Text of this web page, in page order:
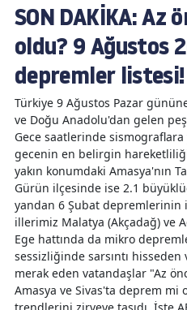
SON DAKİKA: Az
oldu? 9 Ağustos
depremler listesi!
Türkiye 9 Ağustos Pazar
ve Doğu Anadolu'dan gelen
Gece saatlerinde sismograflara
gecenin en belirgin
yakın konumdaki Amasya'nın
Gürün ilçesinde ise 2.1
yandan 6 Şubat depremlerinin
illerimiz Malatya (Akçadağ) ve
Ege hattında da mikro
sessizliğinde sarsıntı
merak eden vatandaşlar "Az
Amasya ve Sivas'ta deprem mi